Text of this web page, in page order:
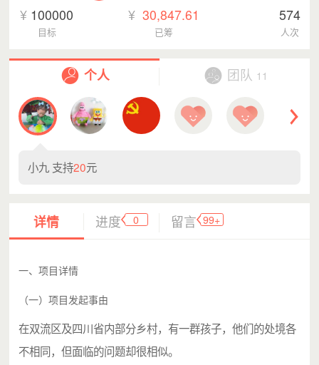
¥ 100000
目标
¥ 30,847.61
已筹
574
人次
个人 团队 11
小九 支持20元
详情 进度 0 留言 99+
一、项目详情
（一）项目发起事由
在双流区及四川省内部分乡村，有一群孩子，他们的处境各
不相同，但面临的问题却很相似。